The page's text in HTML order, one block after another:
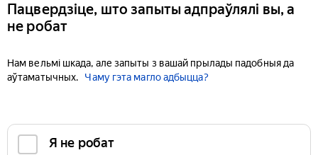
Пацвердзіце, што запыты адпраўлялі вы, а
не робат
Нам вельмі шкада, але запыты з вашай прылады падобныя да
аўтаматычных.
Чаму гэта магло адбыцца?
Я не робат